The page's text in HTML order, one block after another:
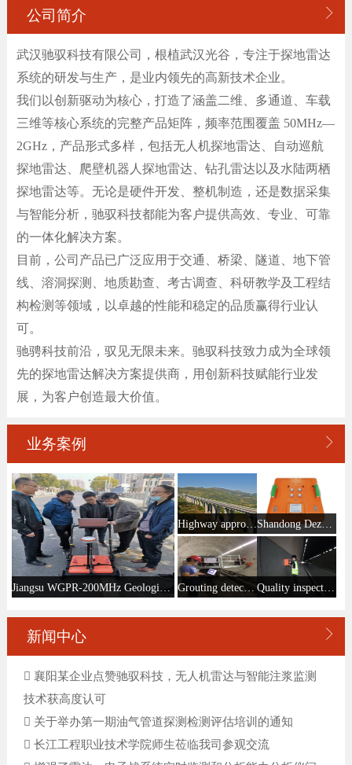
公司简介 
武汉驰驭科技有限公司，根植武汉光谷，专注于探地雷达
系统的研发与生产，是业内领先的高新技术企业。
我们以创新驱动为核心，打造了涵盖二维、多通道、车载
三维等核心系统的完整产品矩阵，频率范围覆盖 50MHz—
2GHz，产品形式多样，包括无人机探地雷达、自动巡航
探地雷达、爬壁机器人探地雷达、钻孔雷达以及水陆两栖
探地雷达等。无论是硬件开发、整机制造，还是数据采集
与智能分析，驰驭科技都能为客户提供高效、专业、可靠
的一体化解决方案。
目前，公司产品已广泛应用于交通、桥梁、隧道、地下管
线、溶洞探测、地质勘查、考古调查、科研教学及工程结
构检测等领域，以卓越的性能和稳定的品质赢得行业认
可。
驰骋科技前沿，驭见无限未来。驰驭科技致力成为全球领
先的探地雷达解决方案提供商，用创新科技赋能行业发
展，为客户创造最大价值。
业务案例 
Highway approach bridge subgrade testing Shandong Dezhou WGPR-200MHz radar training delivery site
新闻中心 
襄阳某企业点赞驰驭科技，无人机雷达与智能注浆监测
技术获高度认可
关于举办第一期油气管道探测检测评估培训的通知
长江工程职业技术学院师生莅临我司参观交流